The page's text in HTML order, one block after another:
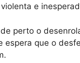
e
perto o
que o